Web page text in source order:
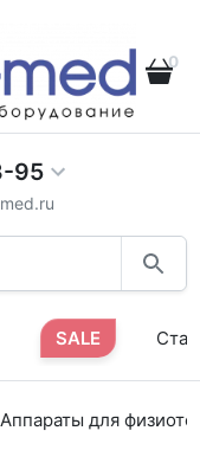
0
95
SALE
Аппараты для